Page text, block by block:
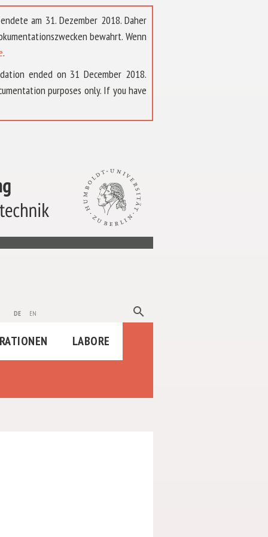
am 31. Dezember 2018. Daher
bewahrt. Wenn
.
ended on 31 December 2018.
purposes only. If you have
de en search
LABORE